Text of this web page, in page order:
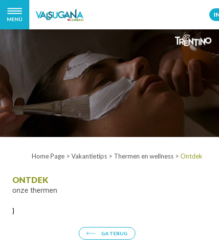
MENÙ
Home Page > Vakantietips > Thermen en wellness > Ontdek
ONTDEK
onze thermen
}
GA TERUG